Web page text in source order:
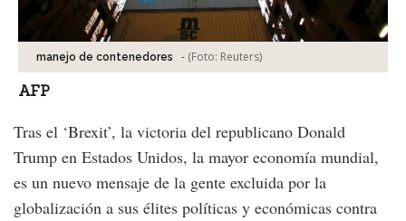
manejo de contenedores - (Foto: Reuters)
AFP
Tras el ‘Brexit’, la victoria del republicano Donald
Trump en Estados Unidos, la mayor economía mundial,
es un nuevo mensaje de la gente excluida por la
globalización a sus élites políticas y económicas contra